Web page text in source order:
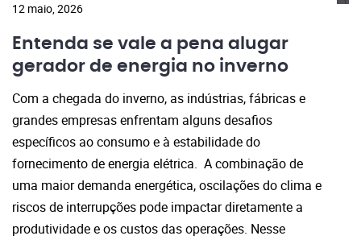
12 maio, 2026
Entenda se vale a pena alugar
gerador de energia no inverno
Com a chegada do inverno, as indústrias, fábricas e
grandes empresas enfrentam alguns desafios
específicos ao consumo e à estabilidade do
fornecimento de energia elétrica. A combinação de
uma maior demanda energética, oscilações do clima e
riscos de interrupções pode impactar diretamente a
produtividade e os custos das operações. Nesse